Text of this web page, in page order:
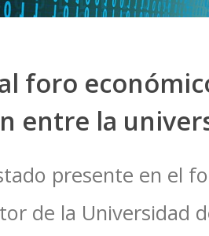
foro
entre la
presente en el
de la Universidad